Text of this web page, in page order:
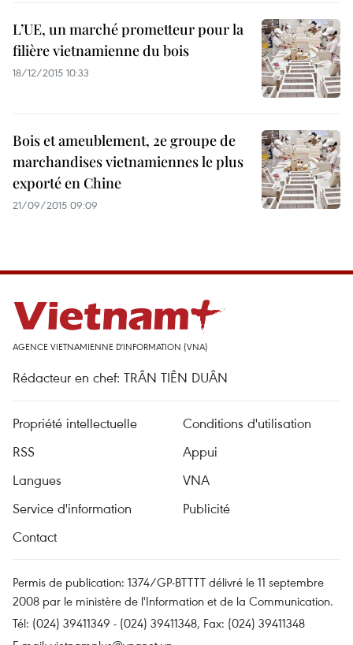
L’UE, un marché prometteur pour la
filière vietnamienne du bois
18/12/2015 10:33
Bois et ameublement, 2e groupe de
marchandises vietnamiennes le plus
exporté en Chine
21/09/2015 09:09
AGENCE VIETNAMIENNE D'INFORMATION (VNA)
Rédacteur en chef: TRÂN TIÊN DUÂN
Propriété intellectuelle
Conditions d'utilisation
RSS
Appui
Langues
VNA
Service d'information
Publicité
Contact
Permis de publication: 1374/GP-BTTTT délivré le 11 septembre
2008 par le ministère de l'Information et de la Communication.
Tél: (024) 39411349 - (024) 39411348, Fax: (024) 39411348